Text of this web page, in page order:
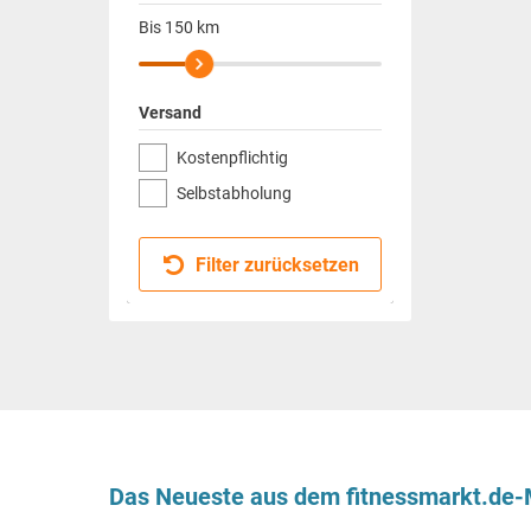
Bis 150 km
Versand
Kostenpflichtig
Selbstabholung
Filter zurücksetzen
Das Neueste aus dem